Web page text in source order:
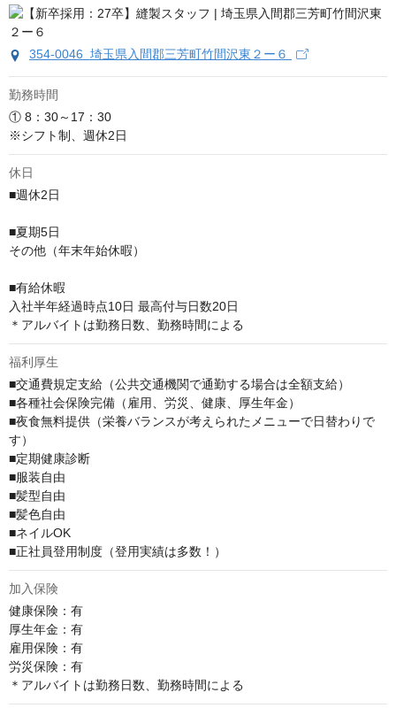
354-0046 埼玉県入間郡三芳町竹間沢東２ー６
勤務時間
① 8：30～17：30
※シフト制、週休2日
休日
■週休2日
■夏期5⽇
その他（年末年始休暇）
■有給休暇
⼊社半年経過時点10⽇ 最⾼付与⽇数20⽇
＊アルバイトは勤務日数、勤務時間による
福利厚生
■交通費規定支給（公共交通機関で通勤する場合は全額支給）
■各種社会保険完備（雇用、労災、健康、厚生年金）
■夜食無料提供（栄養バランスが考えられたメニューで日替わりで
す）
■定期健康診断
■服装自由
■髪型自由
■髪色自由
■ネイルOK
■正社員登用制度（登用実績は多数！）
加入保険
健康保険：有
厚⽣年⾦：有
雇⽤保険：有
労災保険：有
＊アルバイトは勤務日数、勤務時間による